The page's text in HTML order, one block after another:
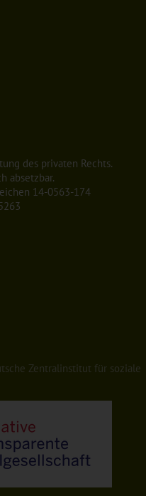
des privaten Rechts.
absetzbar.
14-0563-174
Zentralinstitut für soziale